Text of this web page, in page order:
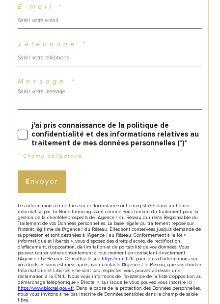
E-mail *
Téléphone *
Message *
j'ai pris connaissance de la politique de
confidentialité et des informations relatives au
traitement de mes données personnelles (*)*
* Champ obligatoire
Envoyer
Les informations recueillies sur ce formulaire sont enregistrées dans un fichier
informatisé par La Boite Immo agissant comme Sous-traitant du traitement pour la
gestion de la clientèle/prospects de l'Agence / du Réseau qui reste Responsable du
Traitement de vos Données personnelles. La base légale du traitement repose sur
l'intérêt légitime de l'Agence / du Réseau. Elles sont conservées jusqu'à demande de
suppression et sont destinées à l'Agence / au Réseau. Conformément à la loi «
informatique et libertés », vous disposez des droits d’accès, de rectification,
d’effacement, d’opposition, de limitation et de portabilité de vos données. Vous
pouvez retirer votre consentement à tout moment en contactant directement
l’Agence / Le Réseau. Consultez le site https://cnil.fr/fr pour plus d’informations sur
vos droits. Si vous estimez, après avoir contacté l'Agence / le Réseau, que vos droits «
Informatique et Libertés » ne sont pas respectés, vous pouvez adresser une
réclamation à la CNIL. Nous vous informons de l’existence de la liste d'opposition au
démarchage téléphonique « Bloctel », sur laquelle vous pouvez vous inscrire ici :
https://www.bloctel.gouv.fr. Dans le cadre de la protection des Données personnelles,
nous vous invitons à ne pas inscrire de Données sensibles dans le champ de saisie
libre.